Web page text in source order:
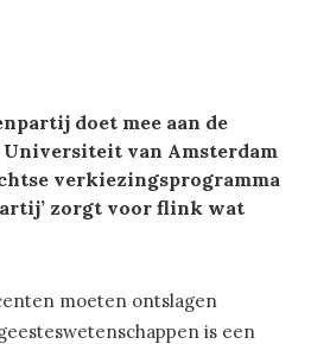
doet mee aan de
van Amsterdam
verkiezingsprogramma
zorgt voor flink wat
moeten ontslagen
is een